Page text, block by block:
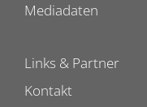
Mediadaten
Links & Partner
Kontakt